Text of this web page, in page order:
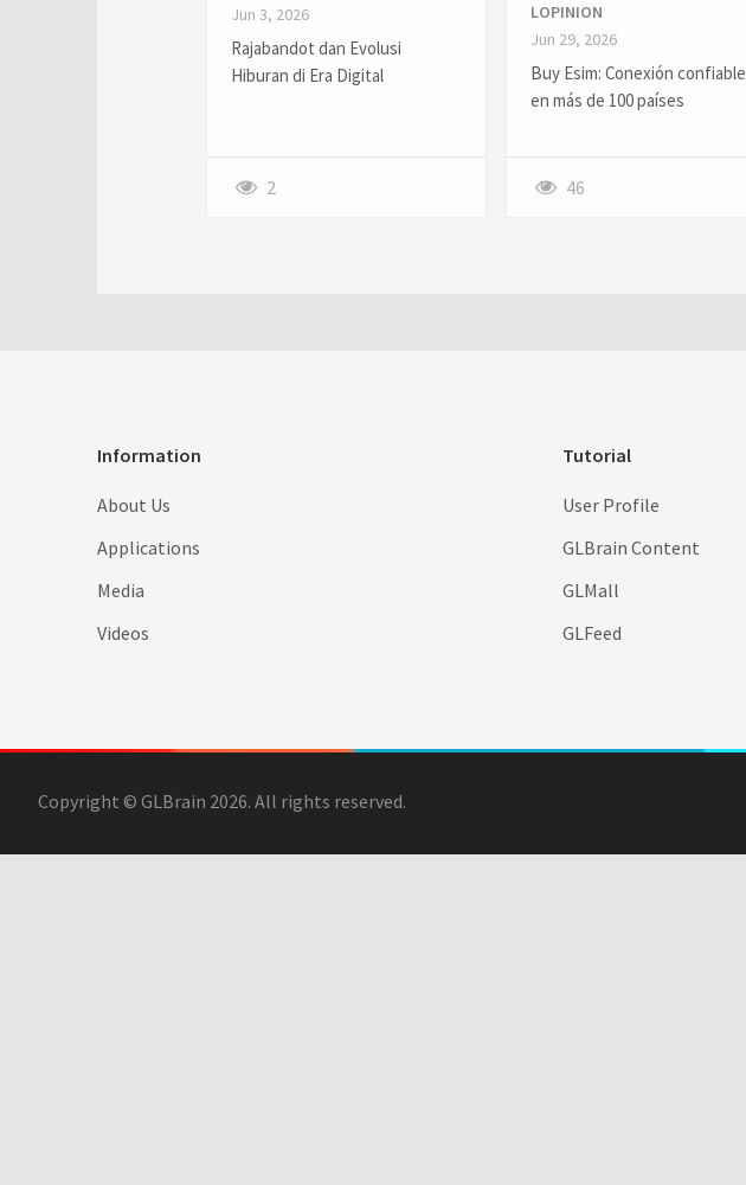
Jun 3, 2026
Rajabandot dan Evolusi
Hiburan di Era Digital
2
LOPINION
Jun 29, 2026
Buy Esim: Conexión confiable
en más de 100 países
46
Information
About Us
Applications
Media
Videos
Tutorial
User Profile
GLBrain Content
GLMall
GLFeed
Copyright © GLBrain 2026. All rights reserved.